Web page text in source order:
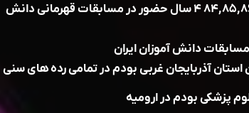
از قهرمانی شطرنج :سال ۸۴,۸۵,۸۶,۸۷ ۴ سال حضور در مسابقات قهرمانی دانش